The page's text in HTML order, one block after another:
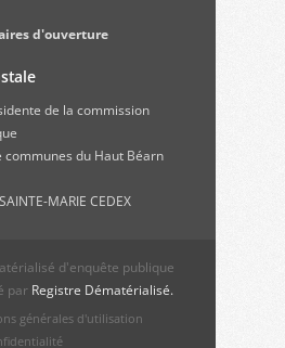
d'ouverture
de la commission
communes du Haut Béarn
MARIE CEDEX
d'enquête publique
par Registre Dématérialisé.
générales d'utilisation